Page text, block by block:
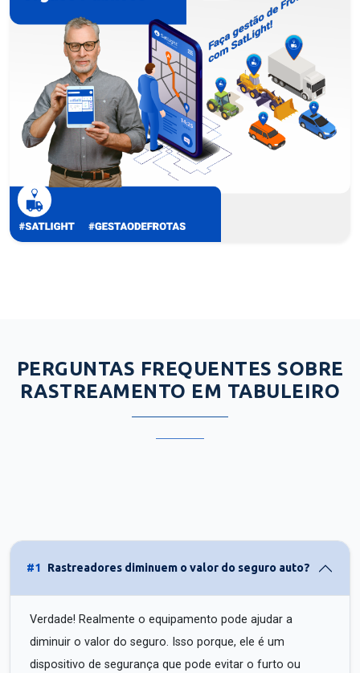
PERGUNTAS FREQUENTES SOBRE
RASTREAMENTO EM TABULEIRO
#1 Rastreadores diminuem o valor do seguro auto?
Verdade! Realmente o equipamento pode ajudar a
diminuir o valor do seguro. Isso porque, ele é um
dispositivo de segurança que pode evitar o furto ou